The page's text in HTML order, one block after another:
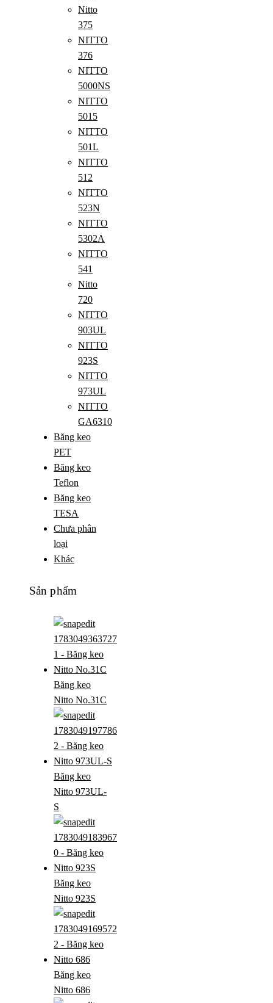
Nitto
375
NITTO
376
NITTO
5000NS
NITTO
5015
NITTO
501L
NITTO
512
NITTO
523N
NITTO
5302A
NITTO
541
Nitto
720
NITTO
903UL
NITTO
923S
NITTO
973UL
NITTO
GA6310
Băng keo
PET
Băng keo
Teflon
Băng keo
TESA
Chưa phân
loại
Khác
Sản phẩm
Băng keo
Nitto No.31C
Băng keo
Nitto 973UL-
S
Băng keo
Nitto 923S
Băng keo
Nitto 686